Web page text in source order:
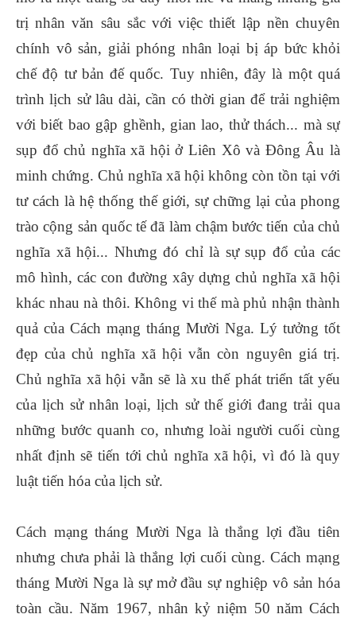
trị nhân văn sâu sắc với việc thiết lập nền chuyên
chính vô sản, giải phóng nhân loại bị áp bức khỏi
chế độ tư bản đế quốc. Tuy nhiên, đây là một quá
trình lịch sử lâu dài, cần có thời gian để trải nghiệm
với biết bao gập ghềnh, gian lao, thử thách... mà sự
sụp đổ chủ nghĩa xã hội ở Liên Xô và Đông Âu là
minh chứng. Chủ nghĩa xã hội không còn tồn tại với
tư cách là hệ thống thế giới, sự chững lại của phong
trào cộng sản quốc tế đã làm chậm bước tiến của chủ
nghĩa xã hội... Nhưng đó chỉ là sự sụp đổ của các
mô hình, các con đường xây dựng chủ nghĩa xã hội
khác nhau nà thôi. Không vi thế mà phủ nhận thành
quả của Cách mạng tháng Mười Nga. Lý tưởng tốt
đẹp của chủ nghĩa xã hội vẫn còn nguyên giá trị.
Chủ nghĩa xã hội vẫn sẽ là xu thế phát triển tất yếu
của lịch sử nhân loại, lịch sử thế giới đang trải qua
những bước quanh co, nhưng loài người cuối cùng
nhất định sẽ tiến tới chủ nghĩa xã hội, vì đó là quy
luật tiến hóa của lịch sử.
Cách mạng tháng Mười Nga là thắng lợi đầu tiên
nhưng chưa phải là thắng lợi cuối cùng. Cách mạng
tháng Mười Nga là sự mở đầu sự nghiệp vô sản hóa
toàn cầu. Năm 1967, nhân kỷ niệm 50 năm Cách